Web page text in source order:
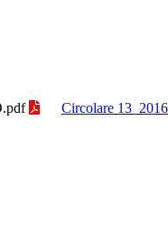
Circolare